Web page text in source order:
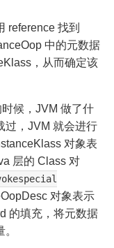
reference 找到
中的元数据
，从而确定该
时候，JVM 做了什
过，JVM 就会进行
对象表
层的 Class 对
对象表示
的填充，将元数据